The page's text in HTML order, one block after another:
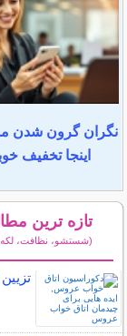
نگران گرون شدن
اینجا تخفیف
تازه ترین
(شستشو، نظافت، لکه